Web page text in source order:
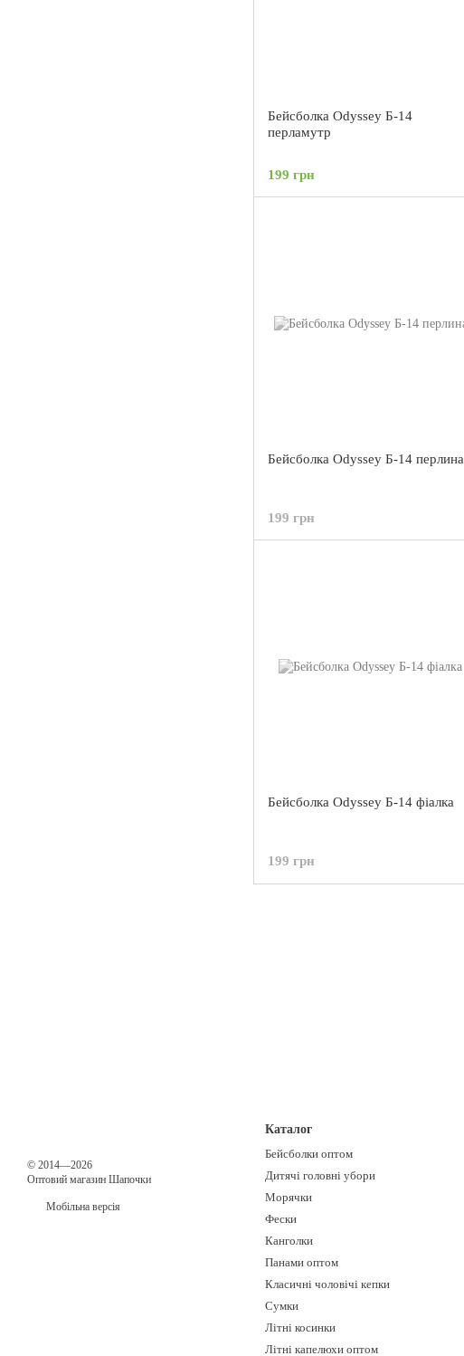
Бейсболка Odyssey Б-14
перламутр
199 грн
Бейсболка Odyssey Б-14 перлина
199 грн
Бейсболка Odyssey Б-14 фіалка
199 грн
© 2014—2026
Оптовий магазин Шапочки
Мобільна версія
Каталог
Бейсболки оптом
Дитячі головні убори
Морячки
Фески
Канголки
Панами оптом
Класичні чоловічі кепки
Сумки
Літні косинки
Літні капелюхи оптом